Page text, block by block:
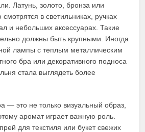
Латунь, золото, бронза или
в светильниках, ручках
и небольших аксессуарах. Такие
должны быть крупными. Иногда
лампы с теплым металлическим
бра или декоративного подноса
стала выглядеть более
— это не только визуальный образ,
аромат играет важную роль.
для текстиля или букет свежих